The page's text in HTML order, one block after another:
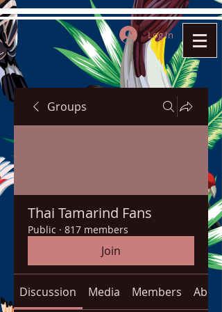
Log In
Groups
Thai Tamarind Fans
Public · 817 members
Join
Discussion Media Members About